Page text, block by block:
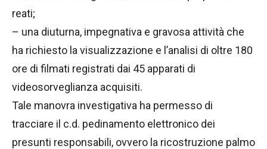
reati;
– una diuturna, impegnativa e gravosa attività che
ha richiesto la visualizzazione e l’analisi di oltre 180
ore di filmati registrati dai 45 apparati di
videosorveglianza acquisiti.
Tale manovra investigativa ha permesso di
tracciare il c.d. pedinamento elettronico dei
presunti responsabili, ovvero la ricostruzione palmo